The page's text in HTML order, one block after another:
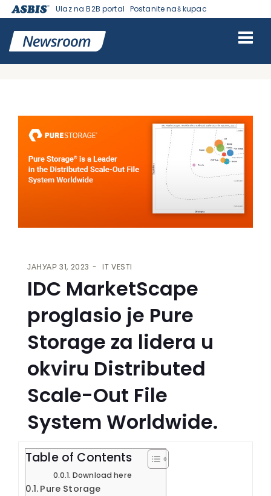
Ulaz na B2B portal Postanite naš kupac
PURE STORAGE ZA LIDERA U OKVIRU DISTRIBUTED SCALE-OUT FILE
SYSTEM WORLDWIDE.
ЈАНУАР 31, 2023 IT VESTI
IDC MarketScape
proglasio je Pure
Storage za lidera u
okviru Distributed
Scale-Out File
System Worldwide.
Table of Contents
Download here
Pure Storage